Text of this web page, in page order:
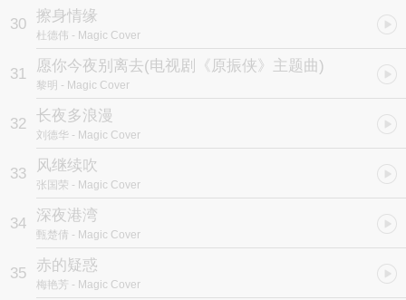
30 擦身情缘
杜德伟 - Magic Cover
31 愿你今夜别离去(电视剧《原振侠》主题曲)
黎明 - Magic Cover
32 长夜多浪漫
刘德华 - Magic Cover
33 风继续吹
张国荣 - Magic Cover
34 深夜港湾
甄楚倩 - Magic Cover
35 赤的疑惑
梅艳芳 - Magic Cover